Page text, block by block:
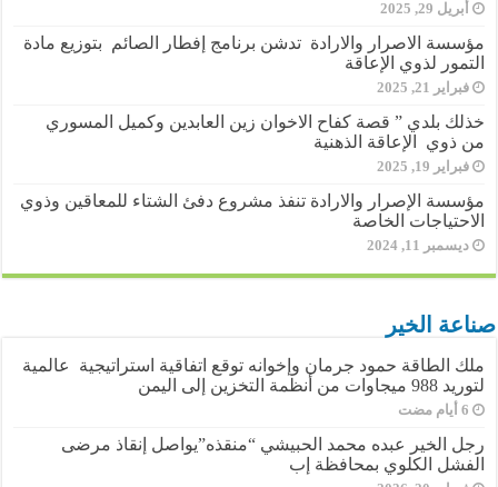
أبريل 29, 2025
مؤسسة الاصرار والارادة تدشن برنامج إفطار الصائم بتوزيع مادة
التمور لذوي الإعاقة
فبراير 21, 2025
خذلك بلدي ” قصة كفاح الاخوان زين العابدين وكميل المسوري
من ذوي الإعاقة الذهنية
فبراير 19, 2025
مؤسسة الإصرار والارادة تنفذ مشروع دفئ الشتاء للمعاقين وذوي
الاحتياجات الخاصة
ديسمبر 11, 2024
صناعة الخير
ملك الطاقة حمود جرمان وإخوانه توقع اتفاقية استراتيجية عالمية
لتوريد 988 ميجاوات من أنظمة التخزين إلى اليمن
رجل الخير عبده محمد الحبيشي “منقذه”يواصل إنقاذ مرضى
الفشل الكلوي بمحافظة إب